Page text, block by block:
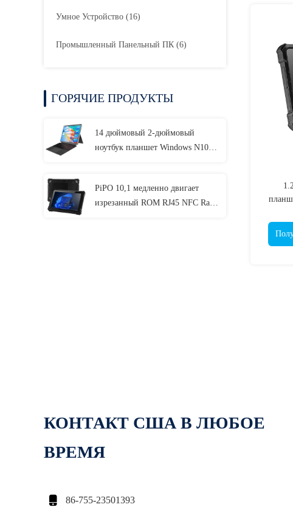
Умное Устройство (16)
Промышленный Панельный ПК (6)
ГОРЯЧИЕ ПРОДУКТЫ
14 дюймовый 2-дюймовый
ноутбук планшет Windows N100
PiPO 10,1 медленно двигает
изрезанный ROM RJ45 NFC Ram
КОНТАКТ США В ЛЮБОЕ
ВРЕМЯ
 86-755-23501393